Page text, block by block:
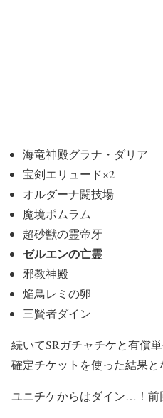
海竜神殿グラナ・ダリア
宝剣エリュード×2
オルダーナ闘技場
魔境ポムラム
超砂獣の霊帝牙
ゼルエンの亡霊
邪教神殿
焔鳥レミの卵
三賢者ダイン
続いてSRガチャチケと有償
確定チケットを使った結果と
ユニチケからはダイン…！前